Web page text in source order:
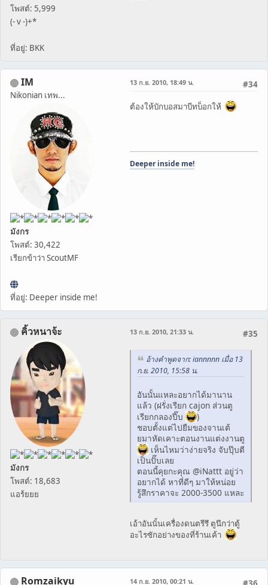
โพสต์: 5,999
(- v -)+*
ที่อยู่: BKK
IM
Nikonian เทพ...
มังกร
โพสต์: 30,422
เรียกข้าว่า ScoutMF
ที่อยู่: Deeper inside me!
#34
13 ก.ย. 2010, 18:49 น.
ต้องให้บักบอสมาบีทบ็อกให้
Deeper inside me!
คิ้วหนาจ้ะ
มังกร
โพสต์: 18,683
แอร้ยยย
#35
13 ก.ย. 2010, 21:33 น.
อ้างคำพูดจาก: iannnnn เมื่อ 13
ก.ย. 2010, 15:58 น.
อันนั้นแหละอยากได้มานาน
แล้ว (ฝรั่งเรียก cajon ส่วนตู
เรียกกลองปี๊บ
)
ชอบตั้งแต่ไปยืมของจานเต้
ยมาหัดเคาะตอนงานแต่งงานตู
เห็นไหมว่าง่ายจริง จับปุ๊บตี
เป็นปั๊บเลย
ตอนนี้คุยกะคุณ @iNattt อยู่ว่า
อยากได้ หาที่ดีๆ มาให้หน่อย
รู้สึกราคาจะ 2000-3500 แหละ
เอ้าอันนั้นเครื่องดนตรีรึ ตูนึกว่าตู้
อะไรซักอย่างของที่ร้านเค้า
Romzaikyu 14 ก.ย. 2010, 00:21 น.